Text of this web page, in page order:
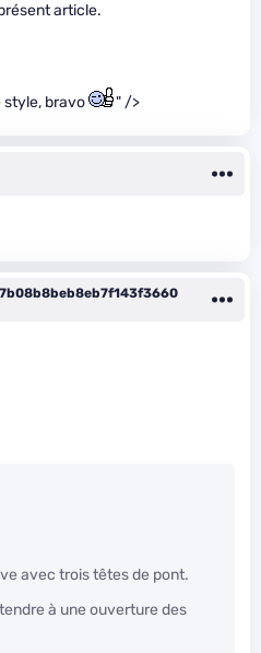
article.
style, bravo " />
avec trois têtes de pont.
à une ouverture des